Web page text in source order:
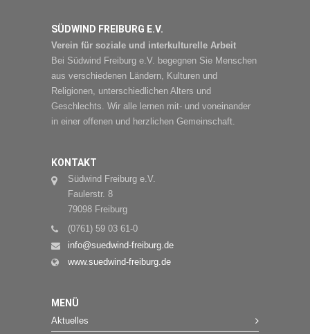
SÜDWIND FREIBURG E.V.
Verein für soziale und interkulturelle Arbeit
Bei Südwind Freiburg e.V. begegnen Sie Menschen
aus verschiedenen Ländern, Kulturen und
Religionen, unterschiedlichen Alters und
Geschlechts. Wir alle lernen mit- und voneinander
in einer offenen und herzlichen Gemeinschaft.
KONTAKT
Südwind Freiburg e.V.
Faulerstr. 8
79098 Freiburg
(0761) 59 03 61-0
info@suedwind-freiburg.de
www.suedwind-freiburg.de
MENÜ
Aktuelles